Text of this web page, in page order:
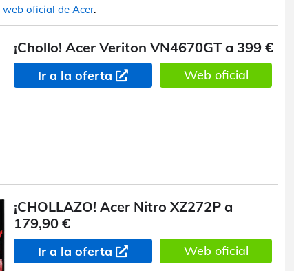
web oficial de Acer.
¡Chollo! Acer Veriton VN4670GT a 399 €
Ir a la oferta Web oficial
¡CHOLLAZO! Acer Nitro XZ272P a
179,90 €
Ir a la oferta Web oficial